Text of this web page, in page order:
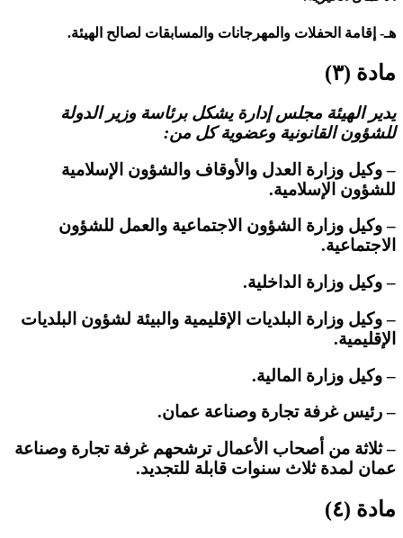
هـ- إقامة الحفلات والمهرجانات والمسابقات لصالح الهيئة.
مادة (٣)
يدير الهيئة مجلس إدارة يشكل برئاسة وزير الدولة
للشؤون القانونية وعضوية كل من:
– وكيل وزارة العدل والأوقاف والشؤون الإسلامية
للشؤون الإسلامية.
– وكيل وزارة الشؤون الاجتماعية والعمل للشؤون
الاجتماعية.
– وكيل وزارة الداخلية.
– وكيل وزارة البلديات الإقليمية والبيئة لشؤون البلديات
الإقليمية.
– وكيل وزارة المالية.
– رئيس غرفة تجارة وصناعة عمان.
– ثلاثة من أصحاب الأعمال ترشحهم غرفة تجارة وصناعة
عمان لمدة ثلاث سنوات قابلة للتجديد.
مادة (٤)